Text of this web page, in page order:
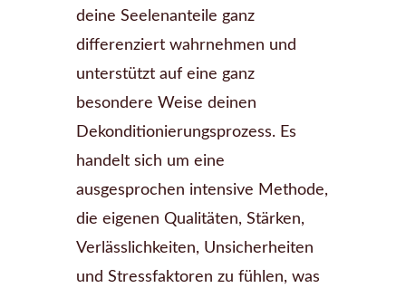
deine Seelenanteile ganz
differenziert wahrnehmen und
unterstützt auf eine ganz
besondere Weise deinen
Dekonditionierungsprozess. Es
handelt sich um eine
ausgesprochen intensive Methode,
die eigenen Qualitäten, Stärken,
Verlässlichkeiten, Unsicherheiten
und Stressfaktoren zu fühlen, was